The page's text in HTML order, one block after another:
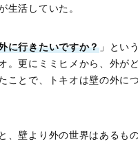
生活していた。
に行きたいですか？」とい
。更にミミヒメから、外が
ことで、トキオは壁の外に
、壁より外の世界はあるも